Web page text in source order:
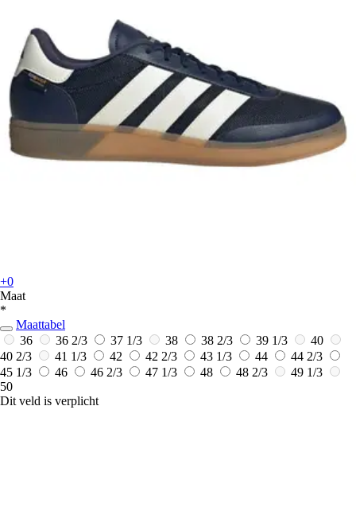
+0
Maat
*
Maattabel
36
36 2/3 37 1/3 38 38 2/3 39 1/3
40
40 2/3
41 1/3 42 42 2/3 43 1/3 44
44 2/3
45 1/3
46 46 2/3 47 1/3 48 48 2/3
49 1/3
50
Dit veld is verplicht